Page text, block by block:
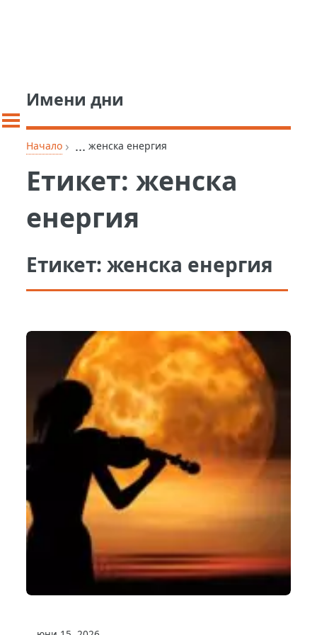
Имени дни
Начало › ... женска енергия
Етикет:женска
енергия
Етикет:женска енергия